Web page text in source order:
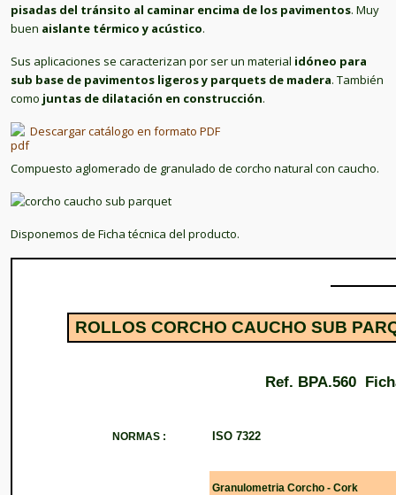
pisadas del tránsito al caminar encima de los pavimentos. Muy
buen aislante térmico y acústico.
Sus aplicaciones se caracterizan por ser un material idóneo para
sub base de pavimentos ligeros y parquets de madera. También
como juntas de dilatación en construcción.
Descargar catálogo en formato PDF
Compuesto aglomerado de granulado de corcho natural con caucho.
Disponemos de Ficha técnica del producto.
ROLLOS CORCHO CAUCHO SUB
Ref. BPA.560
NORMAS : ISO 7322
Granulometria Corcho - Cork